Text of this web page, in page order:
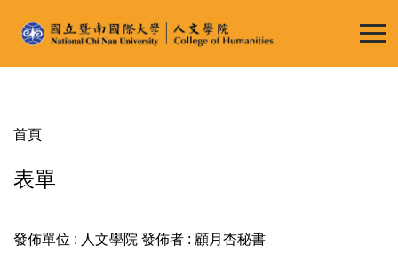
到
區
首頁
表單
發佈單位 : 人文學院 發佈者 : 顧月杏秘書